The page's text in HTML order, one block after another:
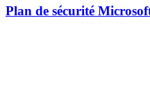
Plan de sécurité